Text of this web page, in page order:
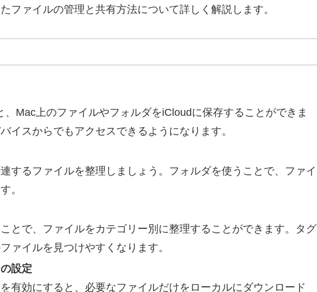
ファイルの管理と共有方法について詳しく解説します。
、Mac上のファイルやフォルダをiCloudに保存することができま
イスからでもアクセスできるようになります。
するファイルを整理しましょう。フォルダを使うことで、ファイ
。
とで、ファイルをカテゴリー別に整理することができます。タグ
ァイルを見つけやすくなります。
設定
有効にすると、必要なファイルだけをローカルにダウンロード